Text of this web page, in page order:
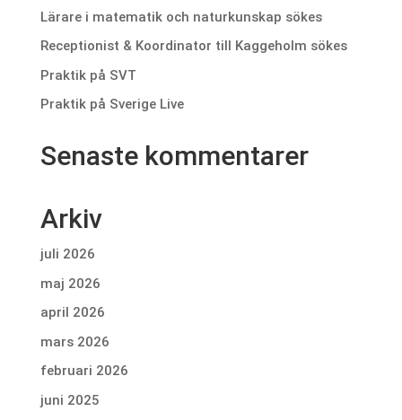
Lärare i matematik och naturkunskap sökes
Receptionist & Koordinator till Kaggeholm sökes
Praktik på SVT
Praktik på Sverige Live
Senaste kommentarer
Arkiv
juli 2026
maj 2026
april 2026
mars 2026
februari 2026
juni 2025